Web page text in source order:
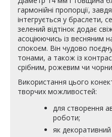
гармонійні пропорції,
інтегрується у браслети,
зелений відтінок додає
асоціюючись із весняним
спокоєм. Він чудово
тонами, а також із
срібним, рожевим чи
Використання цього
творчих можливостей:
для створення
роботи;
як декоративний